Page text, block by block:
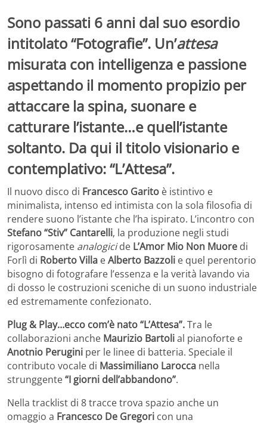
Sono passati 6 anni dal suo esordio
intitolato“Fotografie”. Un’attesa
misurata con intelligenza e passione
aspettando il momento propizio per
attaccare la spina, suonare e
catturare l’istante…e quell’istante
soltanto. Da qui il titolo visionario e
contemplativo:“L’Attesa”.
Il nuovo disco di Francesco Garito è istintivo e
minimalista, intenso ed intimista con la sola filosofia di
rendere suono l’istante che l’ha ispirato. L’incontro con
Stefano “Stiv” Cantarelli, la produzione negli studi
rigorosamente analogicide L’Amor Mio Non Muore di
Forlì di Roberto Villa eAlberto Bazzoli e quel perentorio
bisogno di fotografare l’essenza e la verità lavando via
di dosso le costruzioni sceniche di un suono industriale
ed estremamente confezionato.
Plug & Play…ecco com’è nato “L’Attesa”.Tra le
collaborazioni anche Maurizio Bartolial pianoforte e
Anotnio Perugini per le linee di batteria. Speciale il
contributo vocale di Massimiliano Larocca nella
strunggente“I giorni dell’abbandono”.
Nella tracklist di 8 tracce trova spazio anche un
omaggio a Francesco De Gregori con una